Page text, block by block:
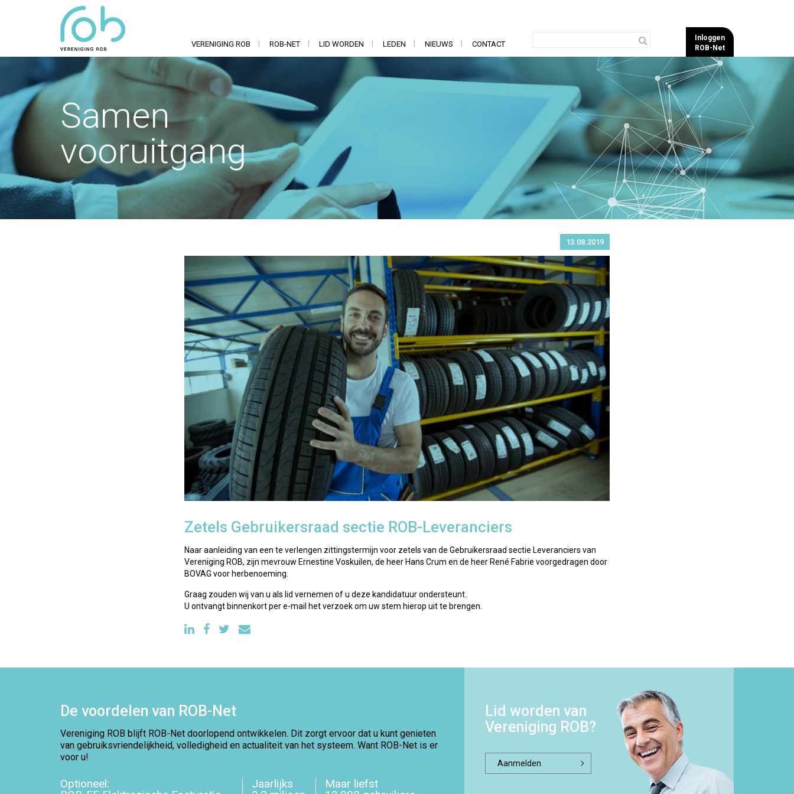
VERENIGING ROB ROB-NET LID WORDEN LEDEN NIEUWS CONTACT
Inloggen
ROB-Net
Samen
vooruitgang
13.08.2019
Zetels Gebruikersraad sectie ROB-Leveranciers
Naar aanleiding van een te verlengen zittingstermijn voor zetels van de Gebruikersraad sectie Leveranciers van
Vereniging ROB, zijn mevrouw Ernestine Voskuilen, de heer Hans Crum en de heer René Fabrie voorgedragen door
BOVAG voor herbenoeming.
Graag zouden wij van u als lid vernemen of u deze kandidatuur ondersteunt.
U ontvangt binnenkort per e-mail het verzoek om uw stem hierop uit te brengen.
De voordelen van ROB-Net
Vereniging ROB blijft ROB-Net doorlopend ontwikkelen. Dit zorgt ervoor dat u kunt genieten
van gebruiksvriendelijkheid, volledigheid en actualiteit van het systeem. Want ROB-Net is er
voor u!
Optioneel:
Jaarlijks
Maar liefst
Lid worden van
Vereniging ROB?
Aanmelden